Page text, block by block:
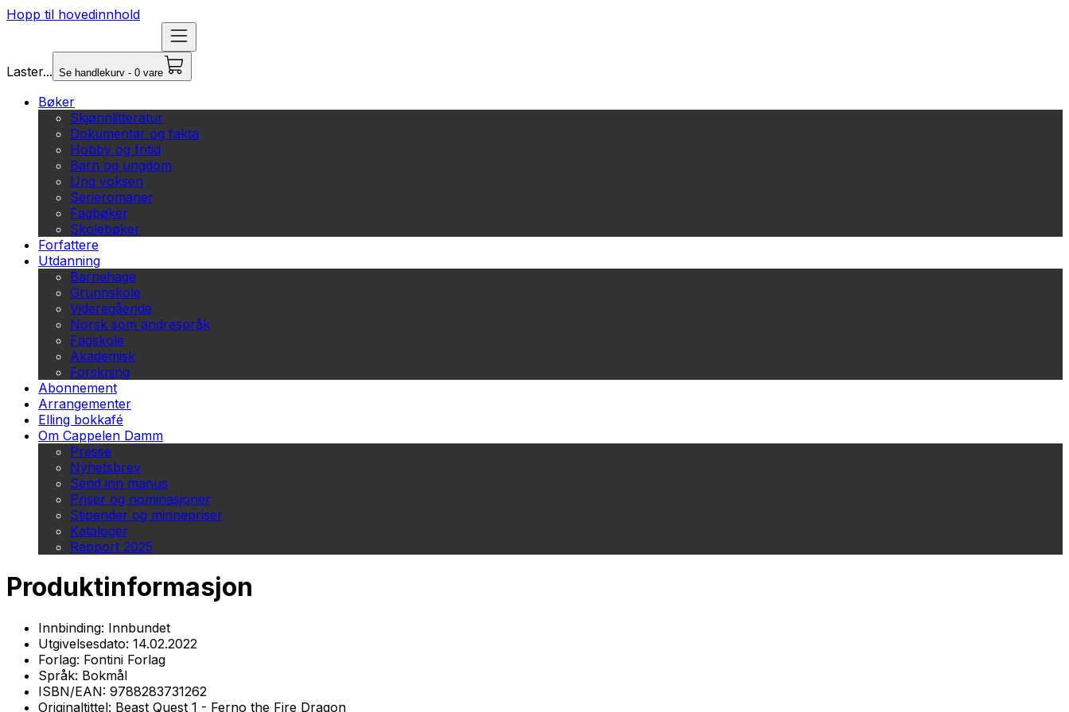
Hopp til hovedinnhold
Laster... Se handlekurv - 0 vare
Bøker
Skjønnlitteratur
Dokumentar og fakta
Hobby og fritid
Barn og ungdom
Ung voksen
Serieromaner
Fagbøker
Skolebøker
Forfattere
Utdanning
Barnehage
Grunnskole
Videregående
Norsk som andrespråk
Fagskole
Akademisk
Forskning
Abonnement
Arrangementer
Elling bokkafé
Om Cappelen Damm
Presse
Nyhetsbrev
Send inn manus
Priser og nominasjoner
Stipender og minnepriser
Kataloger
Rapport 2025
Produktinformasjon
Innbinding: Innbundet
Utgivelsesdato: 14.02.2022
Forlag: Fontini Forlag
Språk: Bokmål
ISBN/EAN: 9788283731262
Originaltittel: Beast Quest 1 - Ferno the Fire Dragon